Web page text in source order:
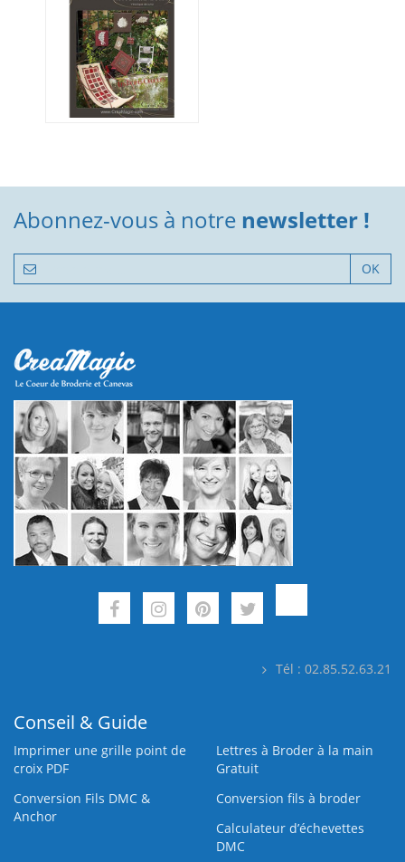
Abonnez-vous à notre newsletter !
OK
Tél : 02.85.52.63.21
Conseil & Guide
Imprimer une grille point de
croix PDF
Lettres à Broder à la main
Gratuit
Conversion Fils DMC &
Anchor
Conversion fils à broder
Calculateur d’échevettes
DMC